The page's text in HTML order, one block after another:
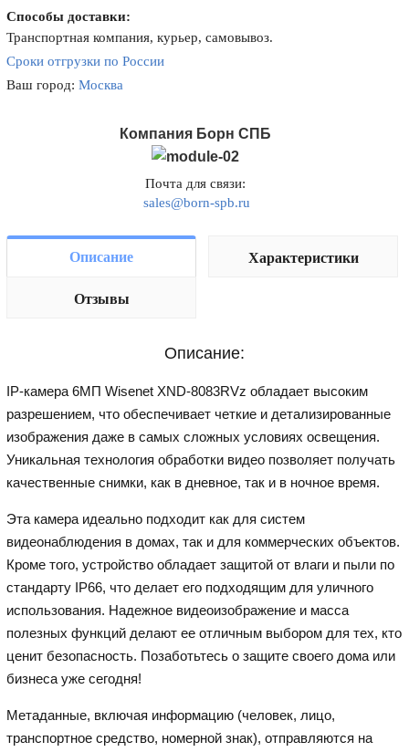
Способы доставки:
Транспортная компания, курьер, самовывоз.
Сроки отгрузки по России
Ваш город:Москва
Компания Борн СПБ
Почта для связи:
sales@born-spb.ru
Описание Характеристики
Отзывы
Описание:
IP-камера 6МП Wisenet XND-8083RVz обладает высоким
разрешением, что обеспечивает четкие и детализированные
изображения даже в самых сложных условиях освещения.
Уникальная технология обработки видео позволяет получать
качественные снимки, как в дневное, так и в ночное время.
Эта камера идеально подходит как для систем
видеонаблюдения в домах, так и для коммерческих объектов.
Кроме того, устройство обладает защитой от влаги и пыли по
стандарту IP66, что делает его подходящим для уличного
использования. Надежное видеоизображение и масса
полезных функций делают ее отличным выбором для тех, кто
ценит безопасность. Позаботьтесь о защите своего дома или
бизнеса уже сегодня!
Метаданные, включая информацию (человек, лицо,
транспортное средство, номерной знак), отправляются на